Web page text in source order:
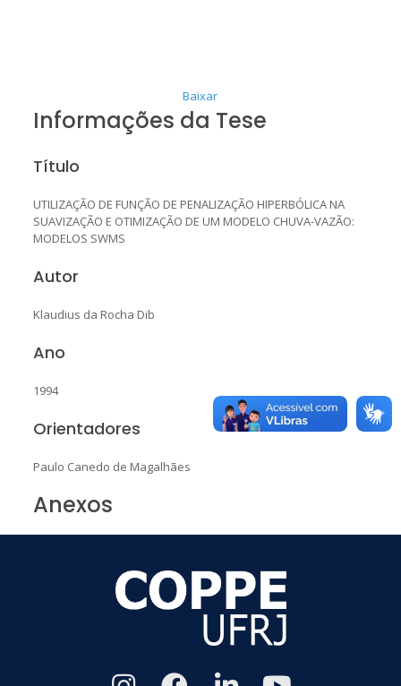
Baixar
Informações da Tese
Título
UTILIZAÇÃO DE FUNÇÃO DE PENALIZAÇÃO HIPERBÓLICA NA
SUAVIZAÇÃO E OTIMIZAÇÃO DE UM MODELO CHUVA-VAZÃO:
MODELOS SWMS
Autor
Klaudius da Rocha Dib
Ano
1994
Orientadores
Paulo Canedo de Magalhães
Anexos